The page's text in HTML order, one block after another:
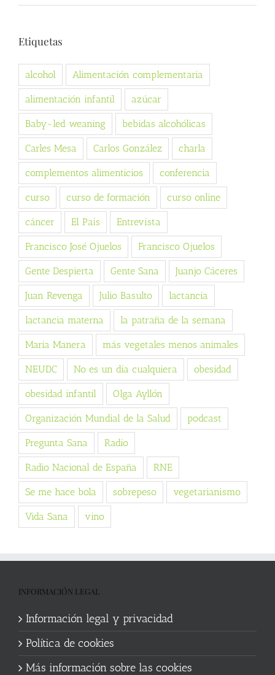
Etiquetas
alcohol Alimentación complementaria
alimentación infantil azúcar
Baby-led weaning bebidas alcohólicas
Carles Mesa Carlos González charla
complementos alimenticios conferencia
curso curso de formación curso online
cáncer El País Entrevista
Francisco José Ojuelos Francisco Ojuelos
Gente Despierta Gente Sana Juanjo Cáceres
Juan Revenga Julio Basulto lactancia
lactancia materna la patraña de la semana
Maria Manera más vegetales menos animales
NEUDC No es un día cualquiera obesidad
obesidad infantil Olga Ayllón
Organización Mundial de la Salud podcast
Pregunta Sana Radio
Radio Nacional de España RNE
Se me hace bola sobrepeso vegetarianismo
Vida Sana vino
INFORMACIÓN LEGAL
Información legal y privacidad
Política de cookies
Más información sobre las cookies